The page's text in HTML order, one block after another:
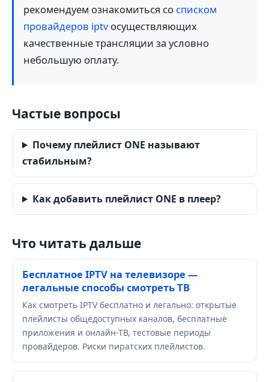
рекомендуем ознакомиться со списком
провайдеров iptvосуществляющих
качественные трансляции за условно
небольшую оплату.
Частые вопросы
Почему плейлист ONE называют
стабильным?
Как добавить плейлист ONE в плеер?
Что читать дальше
Бесплатное IPTV на телевизоре —
легальные способы смотреть ТВ
Как смотреть IPTV бесплатно и легально: открытые
плейлисты общедоступных каналов, бесплатные
приложения и онлайн-ТВ, тестовые периоды
провайдеров. Риски пиратских плейлистов.